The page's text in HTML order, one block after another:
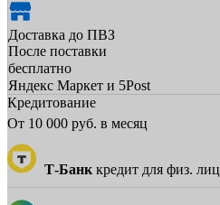
Доставка до ПВЗ
После поставки
бесплатно
Яндекс Маркет и 5Post
Кредитование
От 10 000 руб. в месяц
Т-Банк кредит для физ. лиц